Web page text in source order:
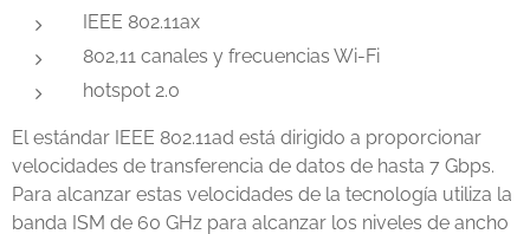
IEEE 802.11ax
802,11 canales y frecuencias Wi-Fi
hotspot 2.0
El estándar IEEE 802.11ad está dirigido a proporcionar
velocidades de transferencia de datos de hasta 7 Gbps.
Para alcanzar estas velocidades de la tecnología utiliza la
banda ISM de 60 GHz para alcanzar los niveles de ancho